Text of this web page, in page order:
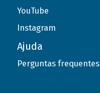
YouTube
Instagram
Ajuda
Perguntas frequentes